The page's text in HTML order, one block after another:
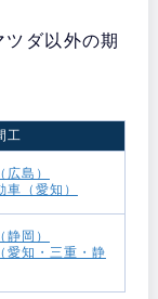
ダ以外の期
工
島）
車（愛知）
静岡）
愛知・三重・静